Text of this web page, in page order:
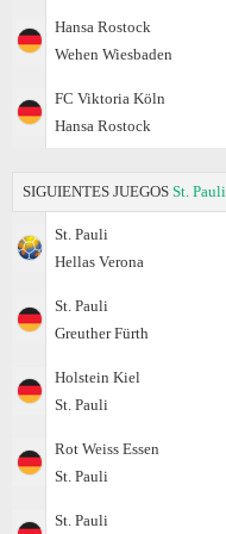
Hansa Rostock
Wehen Wiesbaden
FC Viktoria Köln
Hansa Rostock
SIGUIENTES JUEGOS St. Pauli
St. Pauli
Hellas Verona
St. Pauli
Greuther Fürth
Holstein Kiel
St. Pauli
Rot Weiss Essen
St. Pauli
St. Pauli